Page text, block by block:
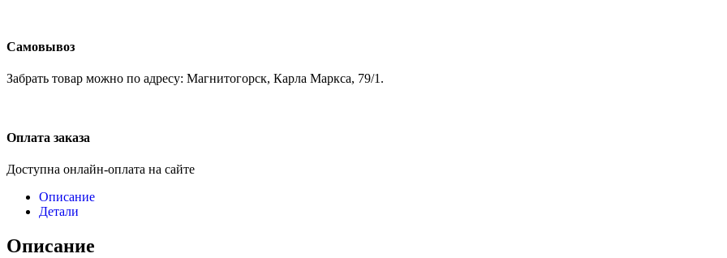
Самовывоз
Забрать товар можно по адресу: Магнитогорск, Карла Маркса, 79/1.
Оплата заказа
Доступна онлайн-оплата на сайте
Описание
Детали
Описание